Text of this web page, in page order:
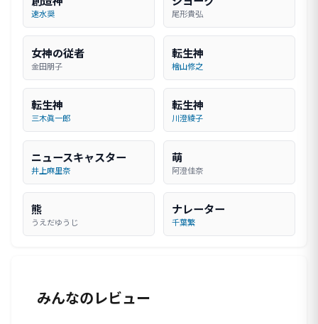
速水奨 尾形貴弘
女神の従者
金田朋子
転生神
檜山修之
転生神
三木眞一郎
転生神
川澄綾子
ニュースキャスター
井上麻里奈
萌
阿澄佳奈
熊
うえだゆうじ
ナレーター
千葉繁
みんなのレビュー